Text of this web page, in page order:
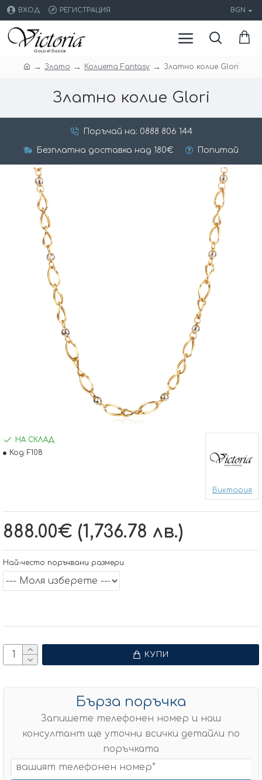
ВХОД РЕГИСТРАЦИЯ BGN
Злато Колиета Fantasy Златно колие Glori
Златно колие Glori
Поръчай на: 0888 806 144
Безплатна доставка над 180€ Попитай
888.00€ (1,736.78 лв.)
НА СКЛАД
Код: F108
Виктория
Най-често поръчвани размери
КУПИ
Бърза поръчка
Запишете телефонен номер и наш
консултант ще уточни всички детайли по
поръчката